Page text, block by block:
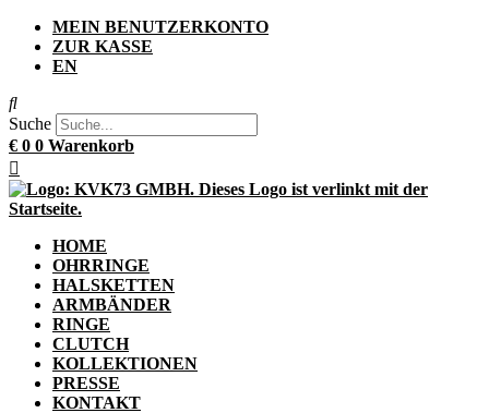
MEIN BENUTZERKONTO
ZUR KASSE
EN
Suche
€ 0 0 Warenkorb
HOME
OHRRINGE
HALSKETTEN
ARMBÄNDER
RINGE
CLUTCH
KOLLEKTIONEN
PRESSE
KONTAKT